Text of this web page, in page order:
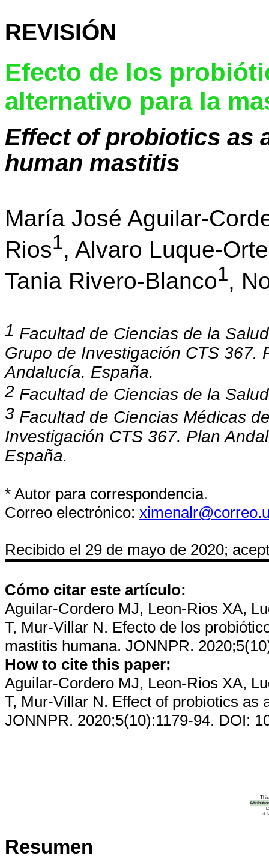
REVISIÓN
Efecto de los
alternativo para la
Effect of probiotics as
human mastitis
María José Aguilar-
Rios1, Alvaro Luque-
Tania Rivero-Blanco1,
1 Facultad de Ciencias de la
Grupo de Investigación CTS 367.
Andalucía. España.
2 Facultad de Ciencias de la
3 Facultad de Ciencias Médicas
Investigación CTS 367. Plan
España.
* Autor para correspondencia.
Correo electrónico:
Recibido el 29 de mayo de 2020;
Cómo citar este artículo:
Aguilar-Cordero MJ, Leon-Rios XA,
T, Mur-Villar N. Efecto de los
mastitis humana. JONNPR.
How to cite this paper:
Aguilar-Cordero MJ, Leon-Rios XA,
T, Mur-Villar N. Effect of probiotics as
JONNPR. 2020;5(10):1179-94. DOI:
This work is
ni
Resumen